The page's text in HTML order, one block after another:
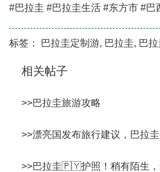
#巴拉圭 #巴拉圭生活 #东方市 #巴
标签： 巴拉圭定制游, 巴拉圭, 巴
相关帖子
>>巴拉圭旅游攻略
>>漂亮国发布旅行建议，巴拉
>>巴拉圭🇵🇾护照！稍有陌生，